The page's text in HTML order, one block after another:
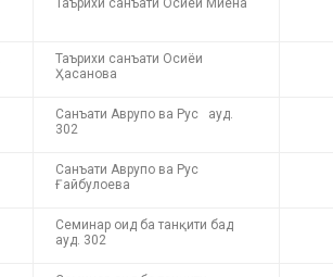
Таърихи санъати Осиёи
Ҳасанова
Санъати Аврупо ва Рус ауд.
302
Санъати Аврупо ва Рус
Ғайбулоева
Семинар оид ба танқити бад
ауд. 302